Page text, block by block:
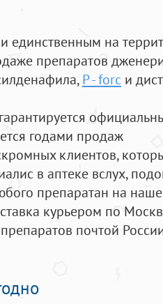
единственным на
препаратов
, P - forc и
годами продаж
клиентов,
в аптеке вслух,
препаратан на
курьером по
почтой